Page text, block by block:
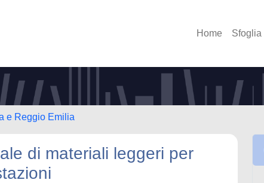
Home Sfoglia
e Reggio Emilia
di materiali leggeri per